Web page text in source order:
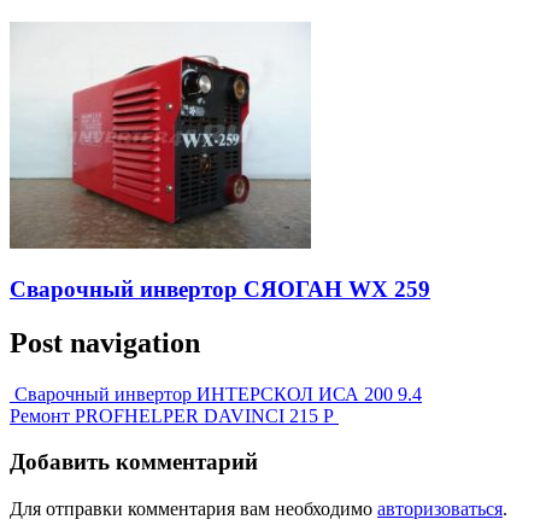
Сварочный инвертор СЯОГАН WX 259
Post navigation
Сварочный инвертор ИНТЕРСКОЛ ИСА 200 9.4
Ремонт PROFHELPER DAVINCI 215 P
Добавить комментарий
Для отправки комментария вам необходимо авторизоваться.